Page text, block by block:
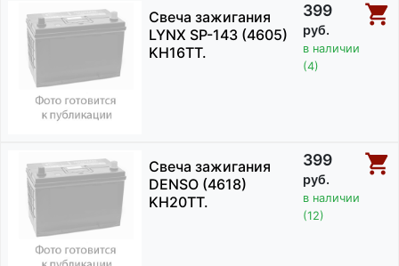
Свеча зажигания
LYNX SP-143 (4605)
KH16TT.
399
руб.
в наличии
(4)
Свеча зажигания
DENSO (4618)
KH20TT.
399
руб.
в наличии
(12)